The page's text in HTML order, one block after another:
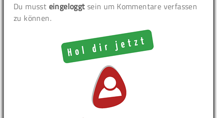
Du musst eingeloggt sein um Kommentare verfassen
zu können.